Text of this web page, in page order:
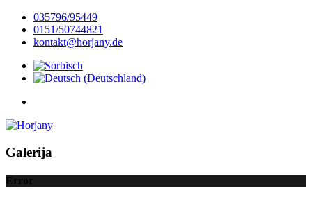
035796/95449
0151/50744821
kontakt@horjany.de
Galerija
Error